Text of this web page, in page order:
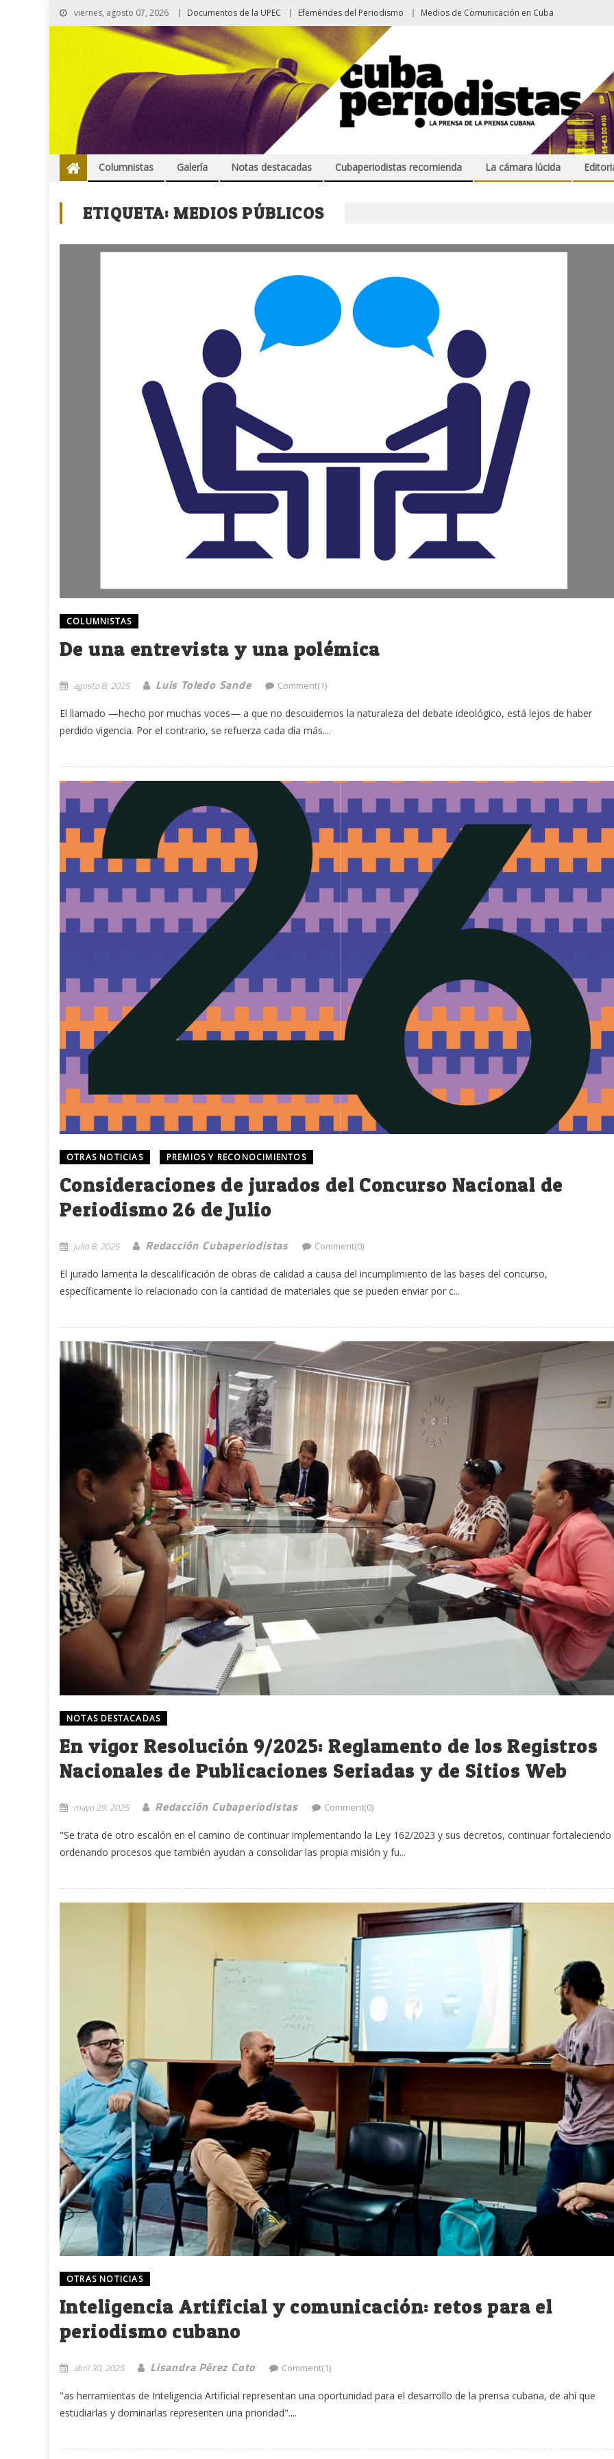
viernes, agosto 07, 2026 Documentos de la UPEC Efemérides del Periodismo Medios de Comunicación en Cuba
Columnistas Galería Notas destacadas Cubaperiodistas recomienda La cámara lúcida
ETIQUETA: MEDIOS PÚBLICOS
COLUMNISTAS
De una entrevista y una polémica
agosto 8, 2025 Luis Toledo Sande Comment(1)
El llamado —hecho por muchas voces— a que no descuidemos la naturaleza del debate ideológico, está lejos de haber
perdido vigencia. Por el contrario, se refuerza cada día más....
OTRAS NOTICIAS PREMIOS Y RECONOCIMIENTOS
Consideraciones de jurados del Concurso Nacional de
Periodismo 26 de Julio
julio 8, 2025 Redacción Cubaperiodistas Comment(0)
El jurado lamenta la descalificación de obras de calidad a causa del incumplimiento de las bases del concurso,
específicamente lo relacionado con la cantidad de materiales que se pueden enviar por c...
NOTAS DESTACADAS
En vigor Resolución 9/2025: Reglamento de los Registros
Nacionales de Publicaciones Seriadas y de Sitios Web
mayo 29, 2025 Redacción Cubaperiodistas Comment(0)
"Se trata de otro escalón en el camino de continuar implementando la Ley 162/2023 y sus decretos, continuar fortaleciendo
ordenando procesos que también ayudan a consolidar las propia misión y fu...
OTRAS NOTICIAS
Inteligencia Artificial y comunicación: retos para el
periodismo cubano
abril 30, 2025 Lisandra Pérez Coto Comment(1)
"as herramientas de Inteligencia Artificial representan una oportunidad para el desarrollo de la prensa cubana, de ahí que
estudiarlas y dominarlas representen una prioridad"....